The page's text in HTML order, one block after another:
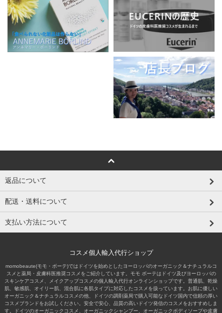
返品について
配送・送料について
支払い方法について
コスメ個人輸入代行ショップ
momobeaute(モモ・ボーテ)ではドイツを始めとしたヨーロッパのオーガニック＆ナチュラルコ
スメと薬局・皮膚科医推奨コスメをご紹介しています。モモ ボーテはドイツ及びヨーロッパの
スキンケアコスメ、メイクアップコスメの個人輸入代行オンラインショップです。普通肌、乾燥
肌、敏感肌、オイリー肌、混合肌に各肌タイプに対応したコスメを扱っています。お肌に優しい
オーガニック＆ナチュラルコスメの他、ドイツの調剤薬局で購入可能なドイツ国内で信頼の厚い
コスメブランドをお試しください。安全で安心、品質の高いドイツ発信のコスメをおすすめしま
す。ドイツのオーガニックコスメ、オーガニックシャンプー、オーガニックボディソープや皮膚